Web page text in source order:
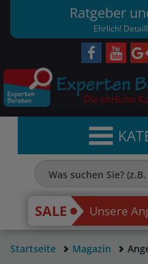
Ratgeber
Ehrlich!
SALE Unsere
Startseite Magazin